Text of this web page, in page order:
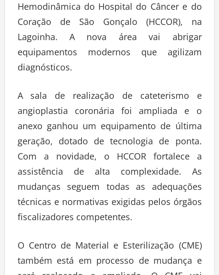
Hemodinâmica do Hospital do Câncer e do
Coração de São Gonçalo (HCCOR), na
Lagoinha. A nova área vai abrigar
equipamentos modernos que agilizam
diagnósticos.
A sala de realização de cateterismo e
angioplastia coronária foi ampliada e o
anexo ganhou um equipamento de última
geração, dotado de tecnologia de ponta.
Com a novidade, o HCCOR fortalece a
assistência de alta complexidade. As
mudanças seguem todas as adequações
técnicas e normativas exigidas pelos órgãos
fiscalizadores competentes.
O Centro de Material e Esterilização (CME)
também está em processo de mudança e